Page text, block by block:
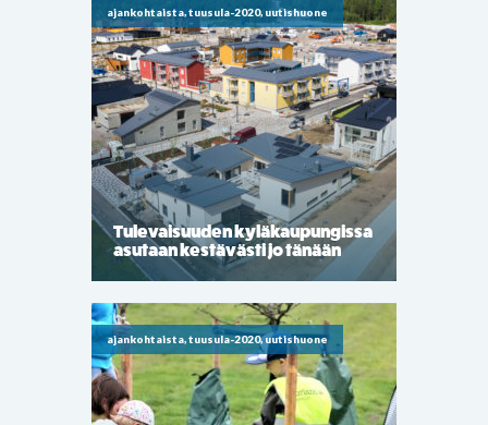
ajankohtaista, tuusula-2020, uutishuone
Tulevaisuuden kyläkaupungissa
asutaan kestävästi jo tänään
ajankohtaista, tuusula-2020, uutishuone